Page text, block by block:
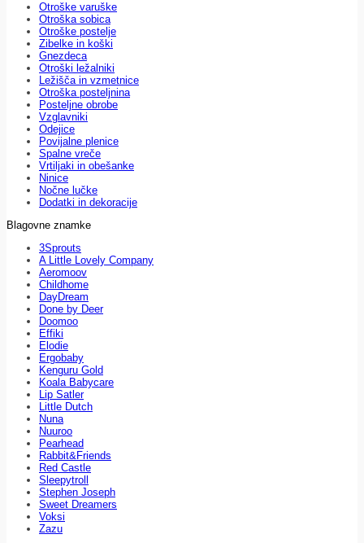
Otroške varuške
Otroška sobica
Otroške postelje
Zibelke in koški
Gnezdeca
Otroški ležalniki
Ležišča in vzmetnice
Otroška posteljnina
Posteljne obrobe
Vzglavniki
Odejice
Povijalne plenice
Spalne vreče
Vrtiljaki in obešanke
Ninice
Nočne lučke
Dodatki in dekoracije
Blagovne znamke
3Sprouts
A Little Lovely Company
Aeromoov
Childhome
DayDream
Done by Deer
Doomoo
Effiki
Elodie
Ergobaby
Kenguru Gold
Koala Babycare
Lip Satler
Little Dutch
Nuna
Nuuroo
Pearhead
Rabbit&Friends
Red Castle
Sleepytroll
Stephen Joseph
Sweet Dreamers
Voksi
Zazu